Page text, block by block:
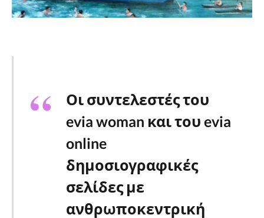
Οι συντελεστές του
evia woman και του evia
online
δημοσιογραφικές
σελίδες με
ανθρωποκεντρική